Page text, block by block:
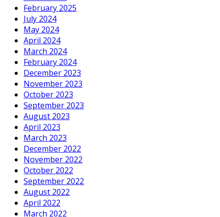
February 2025
July 2024
May 2024
April 2024
March 2024
February 2024
December 2023
November 2023
October 2023
September 2023
August 2023
April 2023
March 2023
December 2022
November 2022
October 2022
September 2022
August 2022
April 2022
March 2022